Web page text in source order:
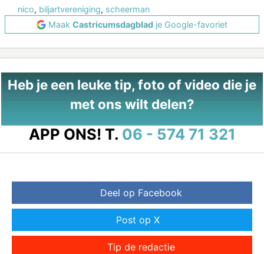
nico, biljartvereniging, scheerman
Maak Castricumsdagblad je Google-favoriet
Heb je een leuke tip, foto of video die je
met ons wilt delen?
APP ONS! T. 06 - 574 71 321
Deel op Facebook
Post op X
Tip de redactie